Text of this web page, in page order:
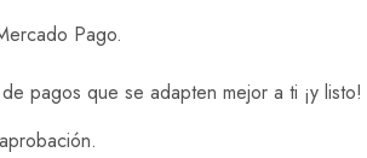
Pago.
pagos que se adapten mejor a ti ¡y listo!